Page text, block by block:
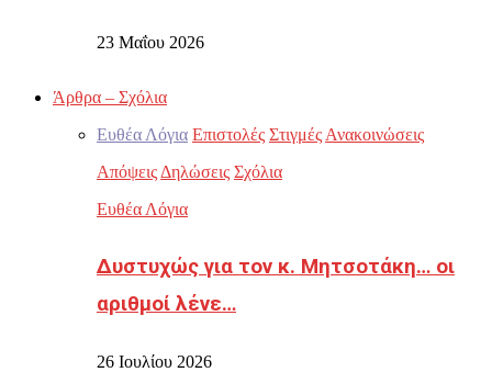
23 Μαΐου 2026
Άρθρα – Σχόλια
Ευθέα Λόγια Επιστολές Στιγμές Ανακοινώσεις
Απόψεις Δηλώσεις Σχόλια
Ευθέα Λόγια
Δυστυχώς για τον κ. Μητσοτάκη… οι
αριθμοί λένε…
26 Ιουλίου 2026